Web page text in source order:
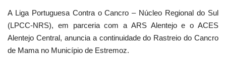
A Liga Portuguesa Contra o Cancro – Núcleo Regional do Sul
(LPCC-NRS), em parceria com a ARS Alentejo e o ACES
Alentejo Central, anuncia a continuidade do Rastreio do Cancro
de Mama no Município de Estremoz.